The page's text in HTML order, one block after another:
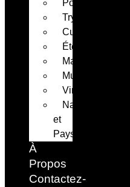
Portraits
Tryptique
Cuisine
Été
Maximaliste
Musique
Vintage
Nature
et
Paysage
À
Propos ​
Contactez-